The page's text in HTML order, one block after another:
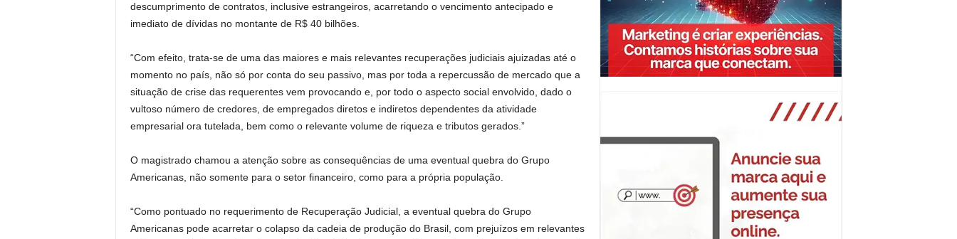
descumprimento de contratos, inclusive estrangeiros, acarretando o vencimento antecipado e
imediato de dívidas no montante de R$ 40 bilhões.
“Com efeito, trata-se de uma das maiores e mais relevantes recuperações judiciais ajuizadas até o
momento no país, não só por conta do seu passivo, mas por toda a repercussão de mercado que a
situação de crise das requerentes vem provocando e, por todo o aspecto social envolvido, dado o
vultoso número de credores, de empregados diretos e indiretos dependentes da atividade
empresarial ora tutelada, bem como o relevante volume de riqueza e tributos gerados.”
O magistrado chamou a atenção sobre as consequências de uma eventual quebra do Grupo
Americanas, não somente para o setor financeiro, como para a própria população.
“Como pontuado no requerimento de Recuperação Judicial, a eventual quebra do Grupo
Americanas pode acarretar o colapso da cadeia de produção do Brasil, com prejuízos em relevantes